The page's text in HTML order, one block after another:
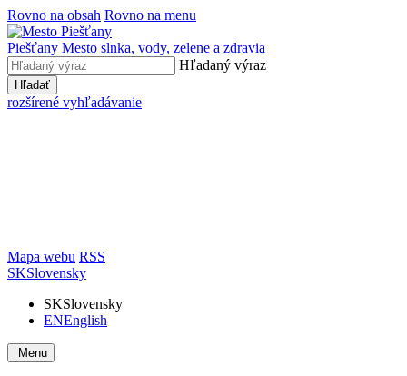
Rovno na obsah Rovno na menu
Piešťany Mesto slnka, vody, zelene a zdravia
Hľadaný výraz
Hľadať
rozšírené vyhľadávanie
Mapa webu RSS
SKSlovensky
SKSlovensky
ENEnglish
Menu